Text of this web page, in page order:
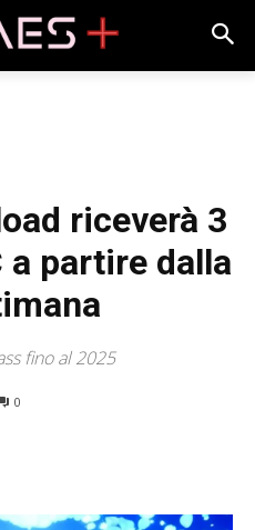
riceverà 3
a partire dalla
fino al 2025
0